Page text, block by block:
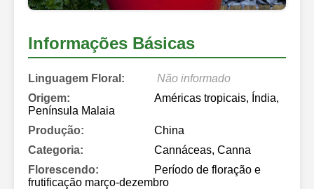
Informações Básicas
Linguagem Floral:
Não informado
Origem:
Américas tropicais, Índia,
Península Malaia
Produção:
China
Categoria:
Cannáceas, Canna
Florescendo:
Período de floração e
frutificação março-dezembro